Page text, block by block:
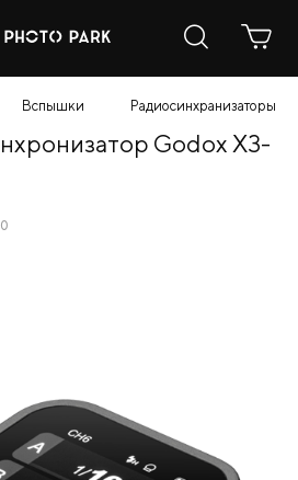
Вспышки Радиосинхранизаторы
Godox X3-